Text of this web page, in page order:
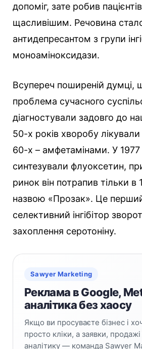
допоміг, зате робив
щасливішим. Речовина
антидепресантом з групи
моноаміноксидази.
Всупереч поширеній думці,
проблема сучасного
діагностували задовго до
50-х років хворобу
60-х – амфетамінами. У 1977
синтезували флуоксетин,
ринок він потрапив тільки в
назвою «Прозак». Це перший
селективний інгібітор
захоплення серотоніну.
Sawyer Marketing
Реклама в Google,
аналітика без хаосу
Якщо ви просуваєте бізнес і
просто кліки, а заявки,
аналітику — команда Sawyer